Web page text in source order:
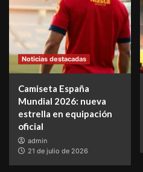
Noticias destacadas
Camiseta España
Mundial 2026: nueva
estrella en equipación
oficial
admin
21 de julio de 2026